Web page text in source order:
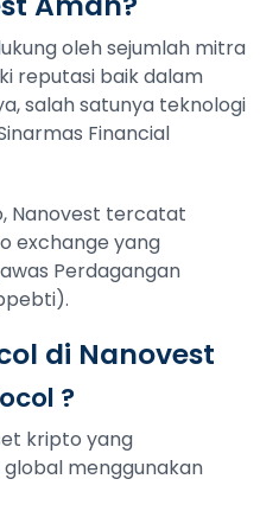
oleh sejumlah mitra
reputasi baik dalam
salah satunya teknologi
Financial
Nanovest tercatat
exchange yang
Perdagangan
di Nanovest
?
kripto yang
menggunakan